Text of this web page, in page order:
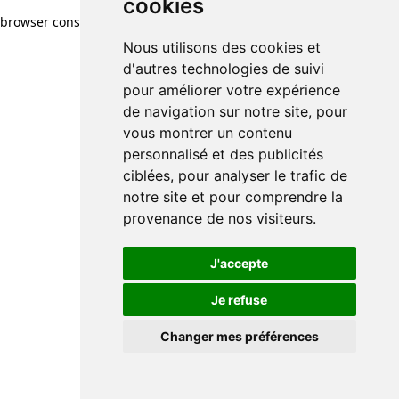
cookies
Nous utilisons des cookies et
d'autres technologies de suivi
pour améliorer votre expérience
de navigation sur notre site, pour
vous montrer un contenu
personnalisé et des publicités
ciblées, pour analyser le trafic de
notre site et pour comprendre la
provenance de nos visiteurs.
J'accepte
Je refuse
Changer mes préférences
browser console for more information)